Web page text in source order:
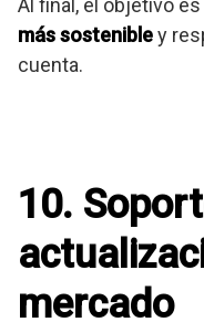
Al final, el objetivo
más sostenibley
cuenta.
10.
mercado